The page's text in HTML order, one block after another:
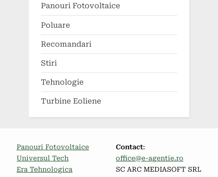
Panouri Fotovoltaice
Poluare
Recomandari
Stiri
Tehnologie
Turbine Eoliene
Panouri Fotovoltaice
Universul Tech
Era Tehnologica
Contact:
office@e-agentie.ro
SC ARC MEDIASOFT SRL